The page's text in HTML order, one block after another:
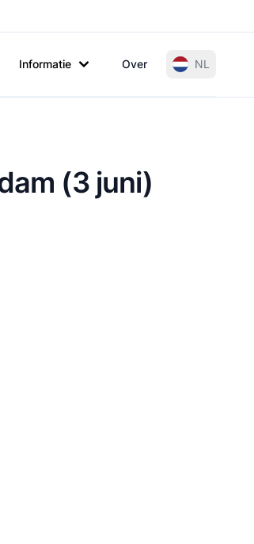
Informatie Over NL
(3 juni)